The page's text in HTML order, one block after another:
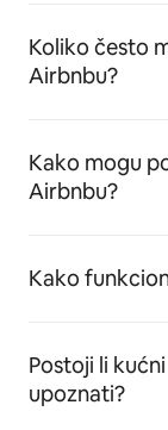
Koliko često
Airbnbu?
Kako mogu
Airbnbu?
Kako
Postoji li
upoznati?